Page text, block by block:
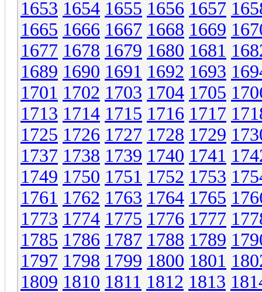
1653 1654 1655 1656 1657
1665 1666 1667 1668 1669
1677 1678 1679 1680 1681
1689 1690 1691 1692 1693
1701 1702 1703 1704 1705
1713 1714 1715 1716 1717
1725 1726 1727 1728 1729
1737 1738 1739 1740 1741
1749 1750 1751 1752 1753
1761 1762 1763 1764 1765
1773 1774 1775 1776 1777
1785 1786 1787 1788 1789
1797 1798 1799 1800 1801
1809 1810 1811 1812 1813